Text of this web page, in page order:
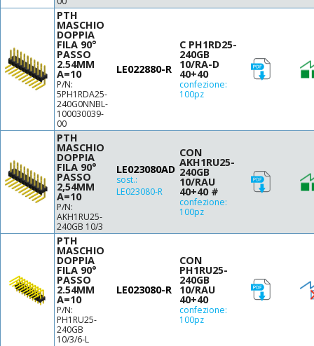
PTH
MASCHIO
DOPPIA
FILA 90°
PASSO
2.54MM
A=10
P/N:
5PH1RDA25-
240G0NNBL-
100030039-
00
LE022880-R
C PH1RD25-
240GB
10/RA-D
40+40
confezione:
100pz
PTH
MASCHIO
DOPPIA
FILA 90°
PASSO
2,54MM
A=10
P/N:
AKH1RU25-
240GB 10/3
LE023080AD
sost.:
LE023080-R
CON
AKH1RU25-
240GB
10/RAU
40+40 #
confezione:
100pz
PTH
MASCHIO
DOPPIA
FILA 90°
PASSO
2.54MM
A=10
P/N:
PH1RU25-
240GB
10/3/6-L
LE023080-R
CON
PH1RU25-
240GB
10/RAU
40+40
confezione:
100pz